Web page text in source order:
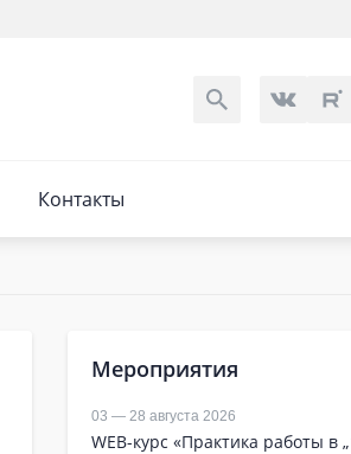
Контакты
Мероприятия
03 — 28 августа 2026
WEB-курс «Практика работы в